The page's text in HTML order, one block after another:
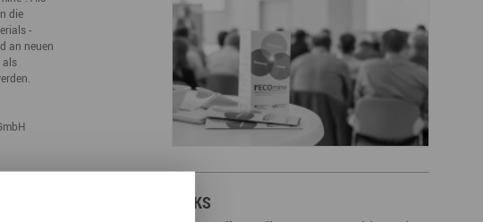
Touristische Infrastruktur & Wegenetz
Radrouten
Wegewarte
Ansprechpartner & Kontakt
die
-
an neuen
als
LINKS